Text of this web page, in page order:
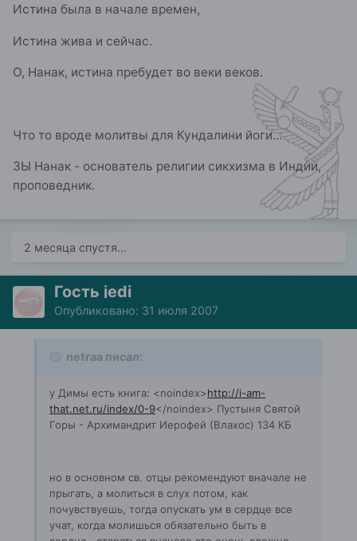
Истина была в начале времен,
Истина жива и сейчас.
О, Нанак, истина пребудет во веки веков.
Что то вроде молитвы для Кундалини йоги...
ЗЫ Нанак - основатель религии сикхизма в Индии,
проповедник.
2 месяца спустя...
Гость jedi
Опубликовано: 31 июля 2007
netraa писал:
у Димы есть книга: <noindex>http://i-am-
that.net.ru/index/0-9</noindex> Пустыня Святой
Горы - Архимандрит Иерофей (Влахос) 134 КБ
но в основном св. отцы рекомендуют вначале не
прыгать, а молиться в слух потом, как
почувствуешь, тогда опускать ум в сердце все
учат, когда молишься обязательно быть в